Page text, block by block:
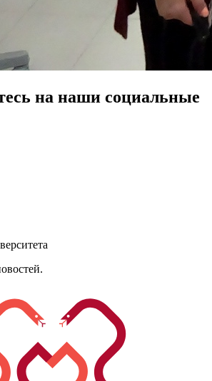
на наши социальные